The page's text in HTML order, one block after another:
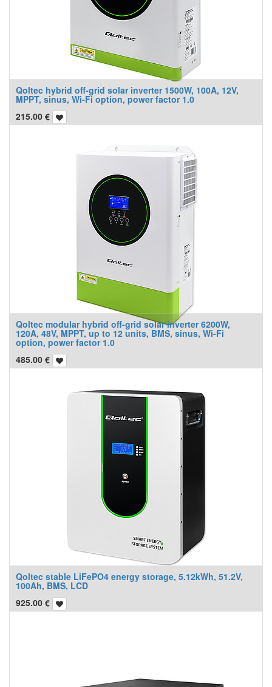
Qoltec hybrid off-grid solar inverter 1500W, 100A, 12V,
MPPT, sinus, Wi-Fi option, power factor 1.0
215.00 €
Qoltec modular hybrid off-grid solar inverter 6200W,
120A, 48V, MPPT, up to 12 units, BMS, sinus, Wi-Fi
option, power factor 1.0
485.00 €
Qoltec stable LiFePO4 energy storage, 5.12kWh, 51.2V,
100Ah, BMS, LCD
925.00 €